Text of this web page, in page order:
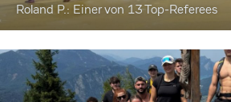
Roland P.: Einer von 13 Top-Referees